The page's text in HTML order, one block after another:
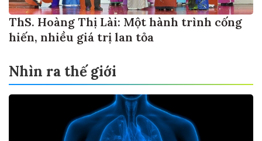
ThS. Hoàng Thị Lài: Một hành trình cống
hiến, nhiều giá trị lan tỏa
Nhìn ra thế giới